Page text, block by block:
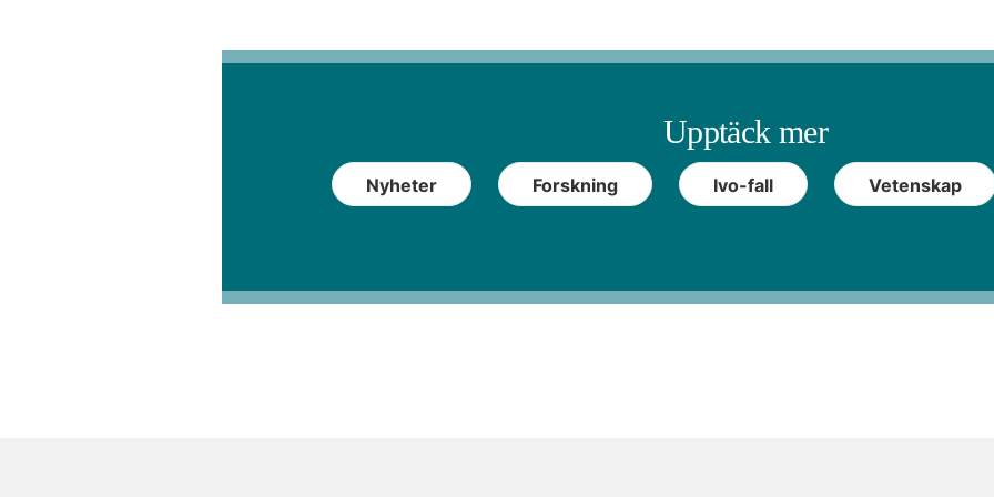
Upptäck mer
Nyheter Forskning Ivo-fall Vetenskap